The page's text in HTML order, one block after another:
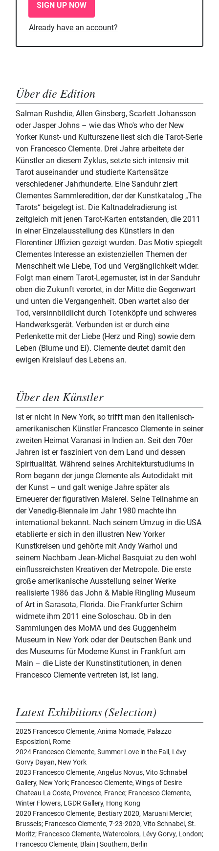
SIGN UP NOW
Already have an account?
Über die Edition
Salman Rushdie, Allen Ginsberg, Scarlett Johansson
oder Jasper Johns – wie das Who's who der New
Yorker Kunst- und Kulturszene liest sich die Tarot-Serie
von Francesco Clemente. Drei Jahre arbeitete der
Künstler an diesem Zyklus, setzte sich intensiv mit
Tarot auseinander und studierte Kartensätze
verschiedener Jahrhunderte. Eine Sanduhr ziert
Clementes Sammleredition, der der Kunstkatalog „The
Tarots“ beigelegt ist. Die Kaltnadelradierung ist
zeitgleich mit jenen Tarot-Karten entstanden, die 2011
in einer Einzelausstellung des Künstlers in den
Florentiner Uffizien gezeigt wurden. Das Motiv spiegelt
Clementes Interesse an existenziellen Themen der
Menschheit wie Liebe, Tod und Vergänglichkeit wider.
Folgt man einem Tarot-Legemuster, ist in der Sanduhr
oben die Zukunft verortet, in der Mitte die Gegenwart
und unten die Vergangenheit. Oben wartet also der
Tod, versinnbildlicht durch Totenköpfe und schweres
Handwerksgerät. Verbunden ist er durch eine
Perlenkette mit der Liebe (Herz und Ring) sowie dem
Leben (Blume und Ei). Clemente deutet damit den
ewigen Kreislauf des Lebens an.
Über den Künstler
Ist er nicht in New York, so trifft man den italienisch-
amerikanischen Künstler Francesco Clemente in seiner
zweiten Heimat Varanasi in Indien an. Seit den 70er
Jahren ist er fasziniert von dem Land und dessen
Spiritualität. Während seines Architekturstudiums in
Rom begann der junge Clemente als Autodidakt mit
der Kunst – und galt wenige Jahre später als
Erneuerer der figurativen Malerei. Seine Teilnahme an
der Venedig-Biennale im Jahr 1980 machte ihn
international bekannt. Nach seinem Umzug in die USA
etablierte er sich in den illustren New Yorker
Kunstkreisen und gehörte mit Andy Warhol und
seinem Nachbarn Jean-Michel Basquiat zu den wohl
einflussreichsten Kreativen der Metropole. Die erste
große amerikanische Ausstellung seiner Werke
realisierte 1986 das John & Mable Ringling Museum
of Art in Sarasota, Florida. Die Frankfurter Schirn
widmete ihm 2011 eine Soloschau. Ob in den
Sammlungen des MoMA und des Guggenheim
Museum in New York oder der Deutschen Bank und
des Museums für Moderne Kunst in Frankfurt am
Main – die Liste der Kunstinstitutionen, in denen
Francesco Clemente vertreten ist, ist lang.
Latest Exhibitions (Selection)
2025 Francesco Clemente, Anima Nomade, Palazzo
Esposizioni, Rome
2024 Francesco Clemente, Summer Love in the Fall, Lévy
Gorvy Dayan, New York
2023 Francesco Clemente, Angelus Novus, Vito Schnabel
Gallery, New York; Francesco Clemente, Wings of Desire
Chateau La Coste, Provence, France; Francesco Clemente,
Winter Flowers, LGDR Gallery, Hong Kong
2020 Francesco Clemente, Bestiary 2020, Maruani Mercier,
Brussels; Francesco Clemente, 7-23-2020, Vito Schnabel, St.
Moritz; Francesco Clemente, Watercolors, Lévy Gorvy, London;
Francesco Clemente, Blain | Southern, Berlin